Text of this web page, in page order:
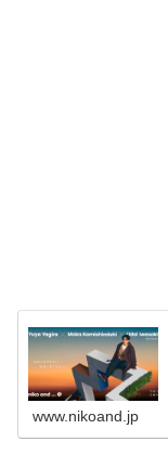
www.nikoand.jp